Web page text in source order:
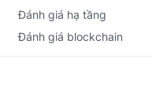
Đánh giá hạ tầng
Đánh giá blockchain